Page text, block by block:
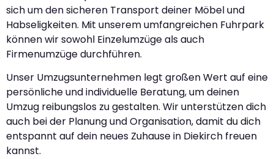
sich um den sicheren Transport deiner Möbel und
Habseligkeiten. Mit unserem umfangreichen Fuhrpark
können wir sowohl Einzelumzüge als auch
Firmenumzüge durchführen.
Unser Umzugsunternehmen legt großen Wert auf eine
persönliche und individuelle Beratung, um deinen
Umzug reibungslos zu gestalten. Wir unterstützen dich
auch bei der Planung und Organisation, damit du dich
entspannt auf dein neues Zuhause in Diekirch freuen
kannst.